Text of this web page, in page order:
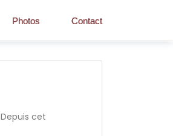
Photos Contact
Depuis cet